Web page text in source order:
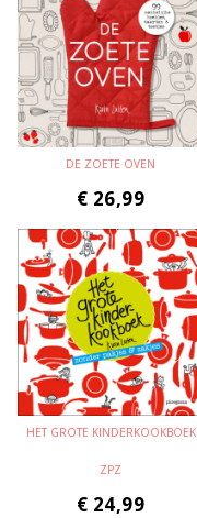
DE ZOETE OVEN
€ 26,99
HET GROTE KINDERKOOKBOEK
ZPZ
€ 24,99